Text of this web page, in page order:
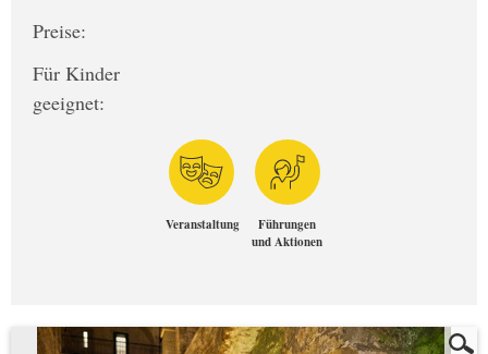
Preise:
Für Kinder
geeignet:
Veranstaltung
Führungen
und Aktionen